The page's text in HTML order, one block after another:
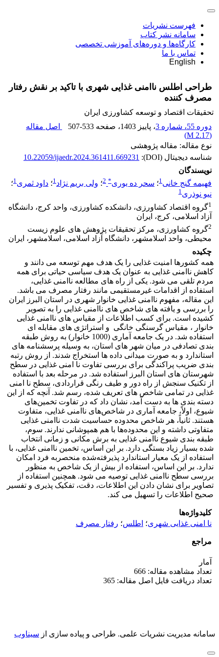
فهرست نشریات
سامانه نشر کتاب
کارگاه‌ها و دوره‌های آموزشی تخصصی
تماس با ما
English
طراحی اطلس ناامنی غذایی شهری با تاکید بر نقش رفتار
مصرف کننده
تحقیقات اقتصاد و توسعه کشاورزی ایران
دوره 55، شماره 3
، پاییز 1403 ، صفحه 507-533
اصل مقاله
(
2.17 M
)
نوع مقاله: مقاله پژوهشی
شناسه دیجیتال (DOI):
10.22059/ijaedr.2024.361411.669231
نویسندگان
فهیمه گنج خانی1؛ سحر ده یوری*
2؛ ولی بریم نژاد1؛ داود ثمری1؛
نیو نوذری1
1گروه اقتصاد کشاورزی، دانشکده کشاورزی، واحد کرج، دانشگاه
آزاد اسلامی، کرج، ایران
2گروه کشاورزی، مرکز تحقیقات پژوهش های علوم زیست
محیطی، واحد اسلامشهر، دانشگاه آزاد اسلامی، اسلامشهر، ایران
چکیده
همه کشورها امنیت غذایی را یک هدف مهم توسعه می دانند و
کاهش ناامنی غذایی به عنوان یک هدف سیاسی حیاتی برای همه
مردم تلقی می شود. یکی از راه های مطالعه ناامنی غذایی،
استفاده از اقدامات غیرمستقیمی مانند رفتار مصرف می باشد.
این مقاله، مفهوم ناامنی غذایی خانوار شهری در استان البرز ایران
را بررسی و یافته های شاخص های ناامنی غذایی را به تصویر
کشیده است. برای کسب اطلاعات از مقیاس های ناامنی غذایی
خانوار ، مقیاس گرسنگی خانگی و استراتژی های مقابله ای
استفاده شد. در یک جامعه آماری (1000 خانوار) به روش طبقه
بندی تصادفی در میان شهر های استان، به وسیله پرسشنامه های
استاندارد و به صورت میدانی داده ها استخراج شدند. از روش رتبه
بندی ضریب پراکندگی برای بررسی تفاوت نا امنی غذایی در سطح
شهرستان های استان البرز استفاده شد. در مرحله بعد با استفاده
از تکنیک سنجش از راه دور و طیف رنگی قراردادی، سطح نا امنی
غذایی در تمامی شاخص های تعریف شده، رسم شد. آنچه که از این
دسته بندی ها به دست آمد، نشان داد که در تفاوت‌ تخمین‌های
شیوع، اولاً، جامعه آماری در شاخص‌های ناامنی غذایی، متفاوت
هستند. ثانیاً، هر شاخص محدوده حساسیت شدت ناامنی غذایی
متفاوتی داشته و این محدوده‌ها با هم همپوشانی ندارند. سوم،
طبقه بندی شیوع ناامنی غذایی به برش مکانی و زمانی انتخاب
شده بسیار زیاد بستگی دارد. بر این اساس، تخمین ناامنی غذایی، با
استفاده از یک معیار استاندارد پذیرفته‌شده منحصربه فرد امکان
ندارد. بر این اساس، استفاده از بیش از یک شاخص به منظور
بررسی سطح ناامنی غذایی توصیه می شود. همچنین استفاده از
تصاویر برای نشان دادن این اطلاعات، دقت، تفکیک پذیری و تفسیر
صحیح اطلاعات را تسهیل می کند.
کلیدواژه‌ها
نا امنی غذایی شهری؛ اطلس؛ رفتار مصرف
مراجع
آمار
تعداد مشاهده مقاله: 666
تعداد دریافت فایل اصل مقاله: 365
سامانه مدیریت نشریات علمی. طراحی و پیاده سازی از سیناوب